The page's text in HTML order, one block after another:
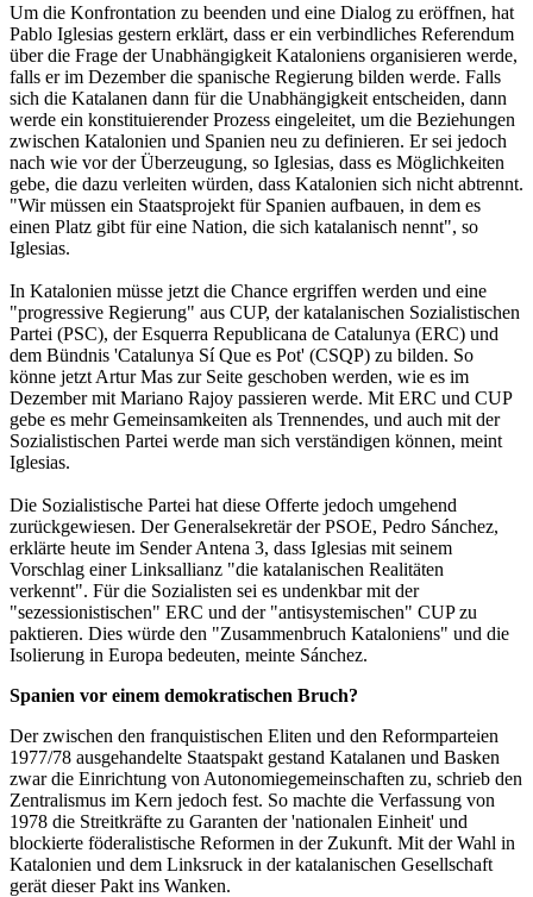
Um die Konfrontation zu beenden und eine Dialog zu eröffnen, hat
Pablo Iglesias gestern erklärt, dass er ein verbindliches Referendum
über die Frage der Unabhängigkeit Kataloniens organisieren werde,
falls er im Dezember die spanische Regierung bilden werde. Falls
sich die Katalanen dann für die Unabhängigkeit entscheiden, dann
werde ein konstituierender Prozess eingeleitet, um die Beziehungen
zwischen Katalonien und Spanien neu zu definieren. Er sei jedoch
nach wie vor der Überzeugung, so Iglesias, dass es Möglichkeiten
gebe, die dazu verleiten würden, dass Katalonien sich nicht abtrennt.
"Wir müssen ein Staatsprojekt für Spanien aufbauen, in dem es
einen Platz gibt für eine Nation, die sich katalanisch nennt", so
Iglesias.
In Katalonien müsse jetzt die Chance ergriffen werden und eine
"progressive Regierung" aus CUP, der katalanischen Sozialistischen
Partei (PSC), der Esquerra Republicana de Catalunya (ERC) und
dem Bündnis 'Catalunya Sí Que es Pot' (CSQP) zu bilden. So
könne jetzt Artur Mas zur Seite geschoben werden, wie es im
Dezember mit Mariano Rajoy passieren werde. Mit ERC und CUP
gebe es mehr Gemeinsamkeiten als Trennendes, und auch mit der
Sozialistischen Partei werde man sich verständigen können, meint
Iglesias.
Die Sozialistische Partei hat diese Offerte jedoch umgehend
zurückgewiesen. Der Generalsekretär der PSOE, Pedro Sánchez,
erklärte heute im Sender Antena 3, dass Iglesias mit seinem
Vorschlag einer Linksallianz "die katalanischen Realitäten
verkennt". Für die Sozialisten sei es undenkbar mit der
"sezessionistischen" ERC und der "antisystemischen" CUP zu
paktieren. Dies würde den "Zusammenbruch Kataloniens" und die
Isolierung in Europa bedeuten, meinte Sánchez.
Spanien vor einem demokratischen Bruch?
Der zwischen den franquistischen Eliten und den Reformparteien
1977/78 ausgehandelte Staatspakt gestand Katalanen und Basken
zwar die Einrichtung von Autonomiegemeinschaften zu, schrieb den
Zentralismus im Kern jedoch fest. So machte die Verfassung von
1978 die Streitkräfte zu Garanten der 'nationalen Einheit' und
blockierte föderalistische Reformen in der Zukunft. Mit der Wahl in
Katalonien und dem Linksruck in der katalanischen Gesellschaft
gerät dieser Pakt ins Wanken.